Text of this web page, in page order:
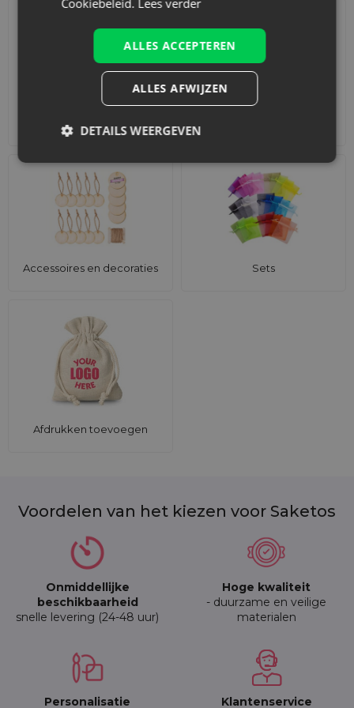
Adventskalenders
Accessoires en decoraties Sets
Afdrukken toevoegen
Voordelen van het kiezen voor Saketos
Onmiddellijke
beschikbaarheid
snelle levering (24-48 uur)
Hoge kwaliteit
- duurzame en veilige
materialen
Personalisatie
Klantenservice
ALLES ACCEPTEREN
ALLES AFWIJZEN
DETAILS WEERGEVEN